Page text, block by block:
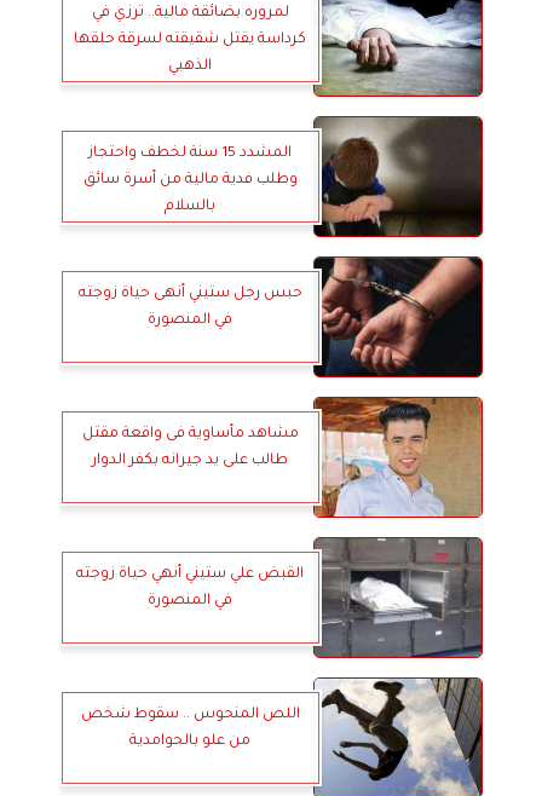
لمروره بضائقة مالية.. ترزي في
كرداسة يقتل شقيقته لسرقة حلقها
الذهبي
المشدد 15 سنة لخطف واحتجاز
وطلب فدية مالية من أسرة سائق
بالسلام
حبس رجل ستيني أنهى حياة زوجته
في المنصورة
مشاهد مأساوية فى واقعة مقتل
طالب على يد جيرانه بكفر الدوار
القبض علي ستيني أنهي حياة زوجته
في المنصورة
اللص المنحوس .. سقوط شخص
من علو بالحوامدية